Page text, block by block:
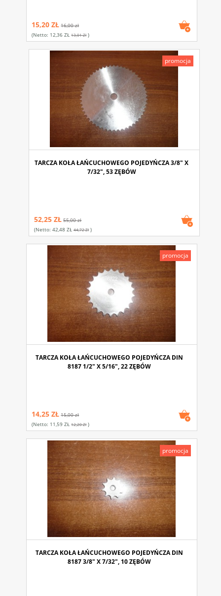
15,20 ZŁ 16,00 zł
(netto: 12,36 ZŁ 13,01 Zł)
TARCZA KOŁA ŁAŃCUCHOWEGO POJEDYŃCZA 3/8" X
7/32", 53 ZĘBÓW
52,25 ZŁ 55,00 zł
(netto:42,48 ZŁ 44,72 Zł)
promocja
TARCZA KOŁA ŁAŃCUCHOWEGO POJEDYŃCZA DIN
8187 1/2" X 5/16", 22 ZĘBÓW
14,25 ZŁ 15,00 zł
(netto: 11,59 ZŁ 12,20 Zł)
promocja
TARCZA KOŁA ŁAŃCUCHOWEGO POJEDYŃCZA DIN
8187 3/8" X 7/32", 10 ZĘBÓW
promocja